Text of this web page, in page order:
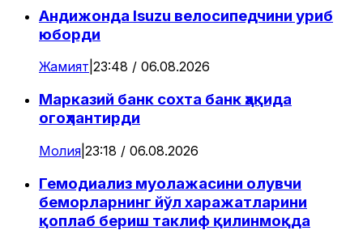
Андижонда Isuzu велосипедчини уриб
юборди
Жамият 23:48 / 06.08.2026
Марказий банк сохта банк ҳақида
огоҳлантирди
Молия 23:18 / 06.08.2026
Гемодиализ муолажасини олувчи
беморларнинг йўл харажатларини
қоплаб бериш таклиф қилинмоқда